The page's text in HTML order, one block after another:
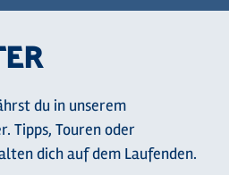
du in unserem
Tipps, Touren oder
dich auf dem Laufenden.